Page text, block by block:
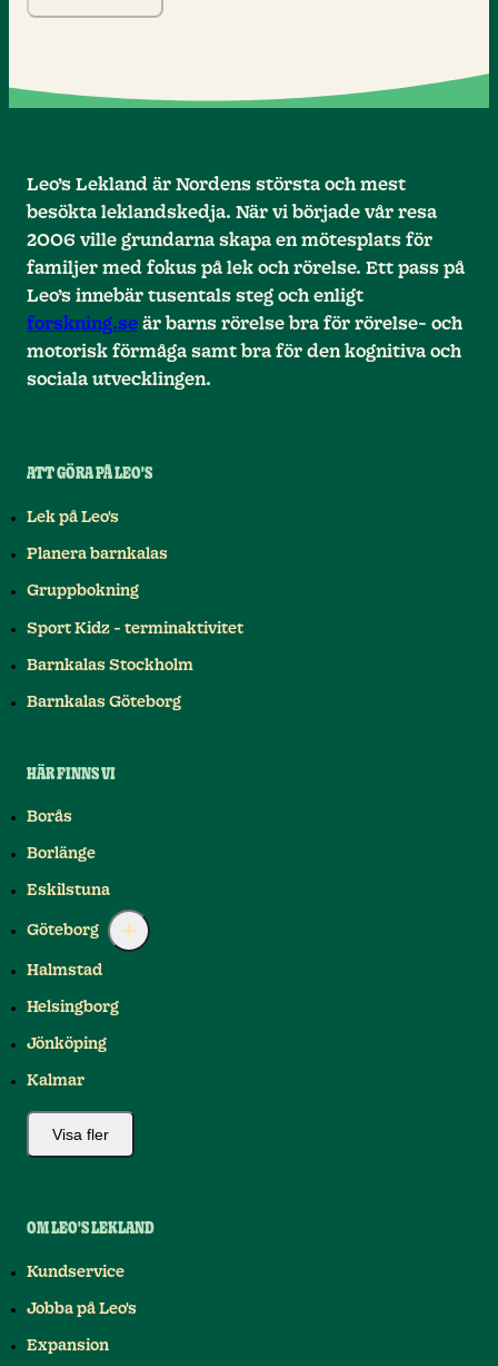
Leo’s Lekland är Nordens största och mest
besökta leklandskedja. När vi började vår resa
2006 ville grundarna skapa en mötesplats för
familjer med fokus på lek och rörelse. Ett pass på
Leo’s innebär tusentals steg och enligt
forskning.se är barns rörelse bra för rörelse- och
motorisk förmåga samt bra för den kognitiva och
sociala utvecklingen.
ATT GÖRA PÅ LEO'S
Lek på Leo's
Planera barnkalas
Gruppbokning
Sport Kidz - terminaktivitet
Barnkalas Stockholm
Barnkalas Göteborg
HÄR FINNS VI
Borås
Borlänge
Eskilstuna
Göteborg
Halmstad
Helsingborg
Jönköping
Kalmar
Visa fler
OM LEO'S LEKLAND
Kundservice
Jobba på Leo's
Expansion